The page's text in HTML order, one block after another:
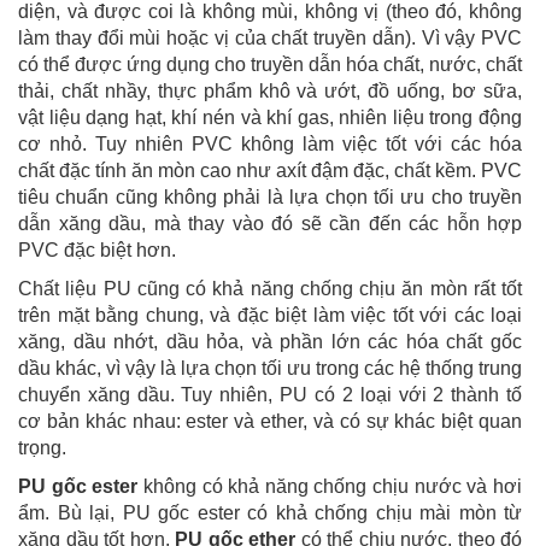
diện, và được coi là không mùi, không vị (theo đó, không
làm thay đổi mùi hoặc vị của chất truyền dẫn). Vì vậy PVC
có thể được ứng dụng cho truyền dẫn hóa chất, nước, chất
thải, chất nhầy, thực phẩm khô và ướt, đồ uống, bơ sữa,
vật liệu dạng hạt, khí nén và khí gas, nhiên liệu trong động
cơ nhỏ. Tuy nhiên PVC không làm việc tốt với các hóa
chất đặc tính ăn mòn cao như axít đậm đặc, chất kềm. PVC
tiêu chuẩn cũng không phải là lựa chọn tối ưu cho truyền
dẫn xăng dầu, mà thay vào đó sẽ cần đến các hỗn hợp
PVC đặc biệt hơn.
Chất liệu PU cũng có khả năng chống chịu ăn mòn rất tốt
trên mặt bằng chung, và đặc biệt làm việc tốt với các loại
xăng, dầu nhớt, dầu hỏa, và phần lớn các hóa chất gốc
dầu khác, vì vậy là lựa chọn tối ưu trong các hệ thống trung
chuyển xăng dầu. Tuy nhiên, PU có 2 loại với 2 thành tố
cơ bản khác nhau: ester và ether, và có sự khác biệt quan
trọng.
PU gốc ester không có khả năng chống chịu nước và hơi
ẩm. Bù lại, PU gốc ester có khả chống chịu mài mòn từ
xăng dầu tốt hơn. PU gốc ether có thể chịu nước, theo đó